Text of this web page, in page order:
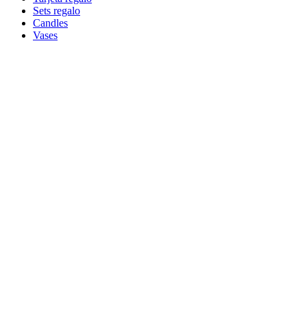
Sets regalo
Candles
Vases